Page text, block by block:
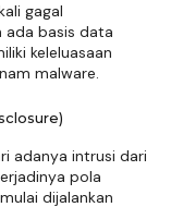
gagal
ada basis data
keleluasaan
malware.
adanya intrusi dari
pola
mulai dijalankan